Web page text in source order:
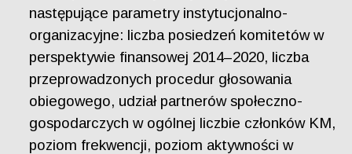
następujące parametry instytucjonalno-
organizacyjne: liczba posiedzeń komitetów w
perspektywie finansowej 2014–2020, liczba
przeprowadzonych procedur głosowania
obiegowego, udział partnerów społeczno-
gospodarczych w ogólnej liczbie członków KM,
poziom frekwencji, poziom aktywności w